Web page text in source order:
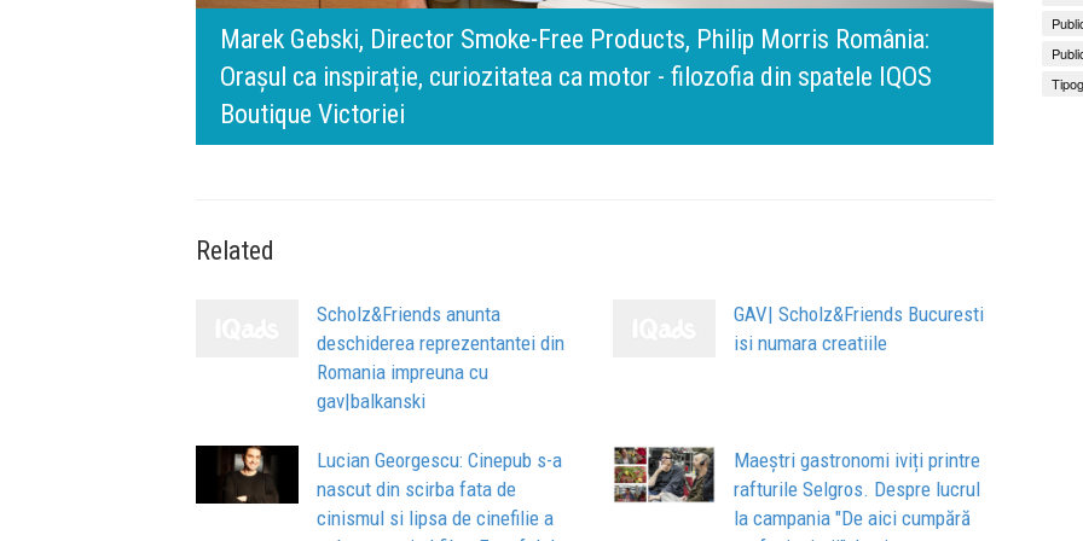
140 de ani de Mercedes-Benz. Ramona Pîrlog: Cel mai important „test al
timpului” este să inovăm constant, dar cu aceeași responsabilitate față
de oameni, siguranță și calitate
Related
Scholz&Friends anunta
deschiderea reprezentantei din
Romania impreuna cu
gav|balkanski
GAV| Scholz&Friends Bucuresti
isi numara creatiile
Lucian Georgescu: Cinepub s-a
nascut din scirba fata de
cinismul si lipsa de cinefilie a
Maeștri gastronomi iviți printre
rafturile Selgros. Despre lucrul
la campania "De aici cumpără